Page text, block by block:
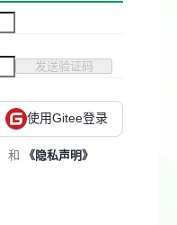
发送验证码
使用Gitee登录
和 《隐私声明》